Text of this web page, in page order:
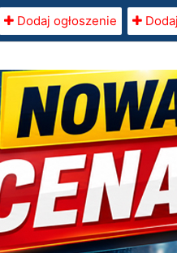
Dodaj ogłoszenie